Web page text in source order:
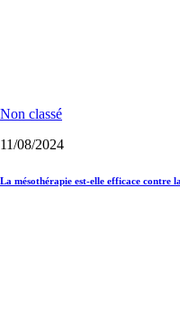
Non classé
11/08/2024
La mésothérapie est-elle efficace contre